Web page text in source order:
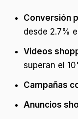
Conversión
desde 2.7%
Videos
superan el
Campañas
Anuncios